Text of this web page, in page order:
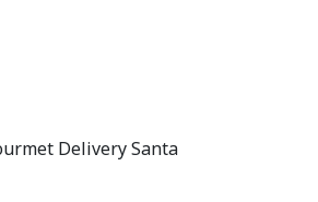
Delivery Santa